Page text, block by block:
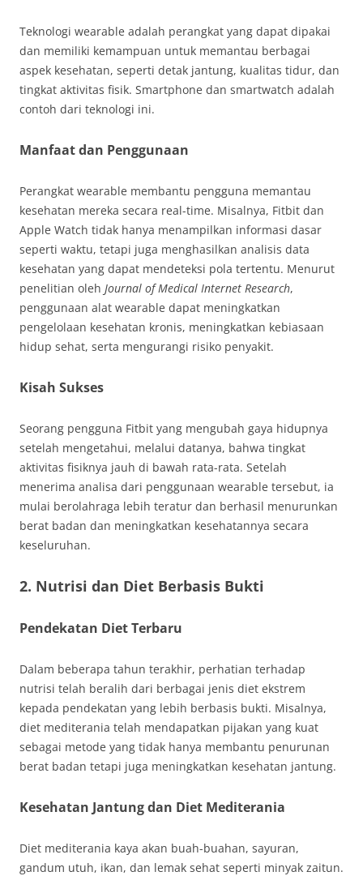
Teknologi wearable adalah perangkat yang dapat dipakai
dan memiliki kemampuan untuk memantau berbagai
aspek kesehatan, seperti detak jantung, kualitas tidur, dan
tingkat aktivitas fisik. Smartphone dan smartwatch adalah
contoh dari teknologi ini.
Manfaat dan Penggunaan
Perangkat wearable membantu pengguna memantau
kesehatan mereka secara real-time. Misalnya, Fitbit dan
Apple Watch tidak hanya menampilkan informasi dasar
seperti waktu, tetapi juga menghasilkan analisis data
kesehatan yang dapat mendeteksi pola tertentu. Menurut
penelitian oleh Journal of Medical Internet Research,
penggunaan alat wearable dapat meningkatkan
pengelolaan kesehatan kronis, meningkatkan kebiasaan
hidup sehat, serta mengurangi risiko penyakit.
Kisah Sukses
Seorang pengguna Fitbit yang mengubah gaya hidupnya
setelah mengetahui, melalui datanya, bahwa tingkat
aktivitas fisiknya jauh di bawah rata-rata. Setelah
menerima analisa dari penggunaan wearable tersebut, ia
mulai berolahraga lebih teratur dan berhasil menurunkan
berat badan dan meningkatkan kesehatannya secara
keseluruhan.
2. Nutrisi dan Diet Berbasis Bukti
Pendekatan Diet Terbaru
Dalam beberapa tahun terakhir, perhatian terhadap
nutrisi telah beralih dari berbagai jenis diet ekstrem
kepada pendekatan yang lebih berbasis bukti. Misalnya,
diet mediterania telah mendapatkan pijakan yang kuat
sebagai metode yang tidak hanya membantu penurunan
berat badan tetapi juga meningkatkan kesehatan jantung.
Kesehatan Jantung dan Diet Mediterania
Diet mediterania kaya akan buah-buahan, sayuran,
gandum utuh, ikan, dan lemak sehat seperti minyak zaitun.